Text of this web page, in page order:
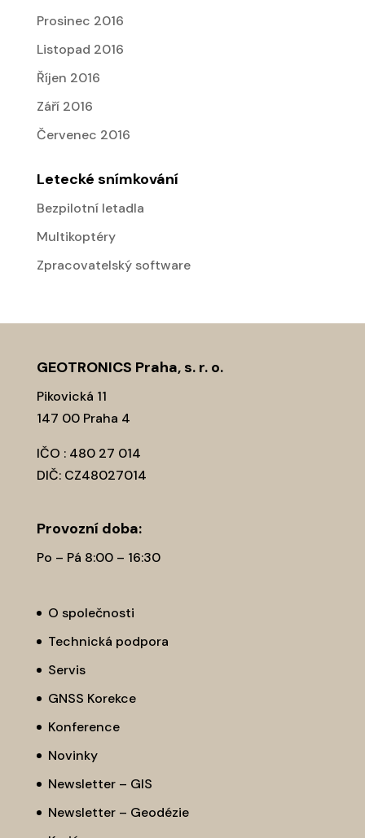
Prosinec 2016
Listopad 2016
Říjen 2016
Září 2016
Červenec 2016
Letecké snímkování
Bezpilotní letadla
Multikoptéry
Zpracovatelský software
GEOTRONICS Praha, s. r. o.
Pikovická 11
147 00 Praha 4
IČO : 480 27 014
DIČ: CZ48027014
Provozní­ doba:
Po – Pá 8:00 – 16:30
O společnosti
Technická podpora
Servis
GNSS Korekce
Konference
Novinky
Newsletter – GIS
Newsletter – Geodézie